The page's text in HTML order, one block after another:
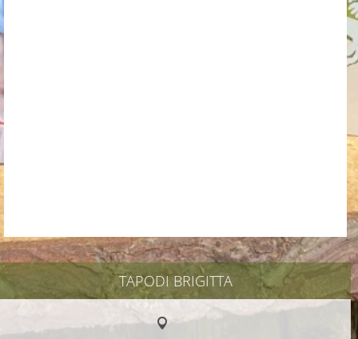
TAPODI BRIGITTA